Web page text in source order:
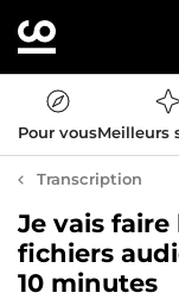
Pour vousMeilleurs
Transcription
Je vais
fichiers
10 minutes